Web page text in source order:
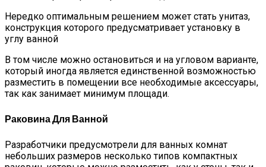
Нередко оптимальным решением может стать унитаз,
конструкция которого предусматривает установку в
углу ванной
В том числе можно остановиться и на угловом варианте,
который иногда является единственной возможностью
разместить в помещении все необходимые аксессуары,
так как занимает минимум площади.
Раковина Для Ванной
Разработчики предусмотрели для ванных комнат
небольших размеров несколько типов компактных